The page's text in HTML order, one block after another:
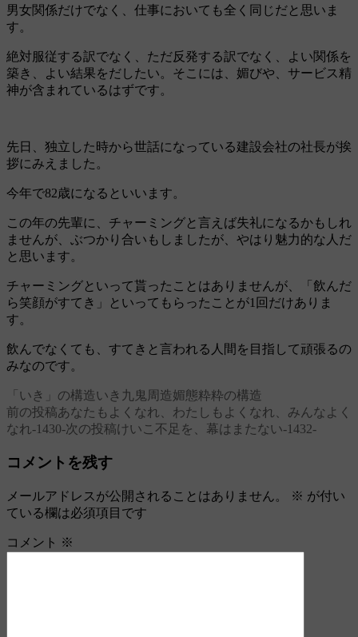
男女関係だけでなく、仕事においても全く同じだと思いま
す。
絶対服従する訳でなく、ただ反発する訳でなく、よい関係を
築き、よい結果をだしたい。そこには、媚びや、サービス精
神が含まれているはずです。
先日、独立した時から世話になっている建設会社の社長が挨
拶にみえました。
今年で82歳になるといいます。
この年の先輩に、チャーミングと言えば失礼になるかもしれ
ませんが、ぶつかり合いもしましたが、やはり魅力的な人だ
と思います。
チャーミングといって貰ったことはありませんが、「飲んだ
ら笑顔がすてき」といってもらったことが1回だけありま
す。
飲んでなくても、すてきと言われる人間を目指して頑張るの
みなのです。
「いき」の構造いき 九鬼周造媚態粋粋の構造
投
稿
ナ
ビ
ゲ
ー
前の投稿あなたもよくなれ、わたしもよくなれ、みんなよく
なれ‐1430‐次の投稿けいこ不足を、幕はまたない‐1432‐
コメントを残す
メールアドレスが公開されることはありません。 ※ が付い
ている欄は必須項目です
コメント ※